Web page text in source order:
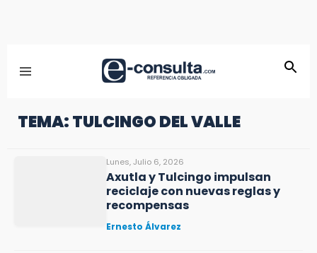
TEMA: TULCINGO DEL VALLE
Lunes, Julio 6, 2026
Axutla y Tulcingo impulsan
reciclaje con nuevas reglas y
recompensas
Ernesto Álvarez